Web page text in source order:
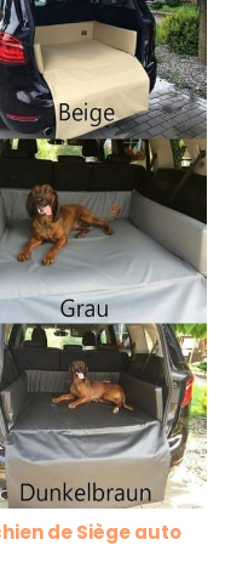
de Siège auto